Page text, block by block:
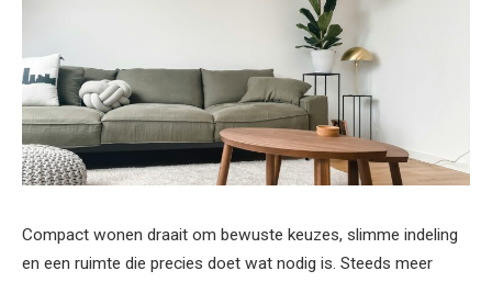
Compact wonen draait om bewuste keuzes, slimme indeling
en een ruimte die precies doet wat nodig is. Steeds meer